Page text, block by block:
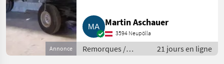
Annonce
Martin Aschauer
3594 Neupölla
Remorques /
Remorques de
21 jours en ligne